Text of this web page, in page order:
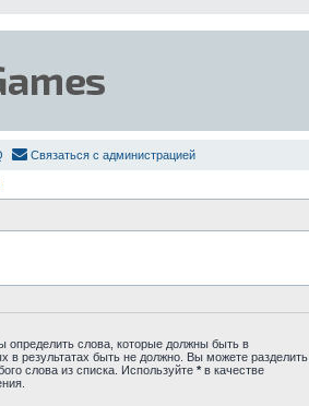
Связаться с администрацией
определить слова, которые должны быть в
в результатах быть не должно. Вы можете разделить
слова из списка. Используйте * в качестве